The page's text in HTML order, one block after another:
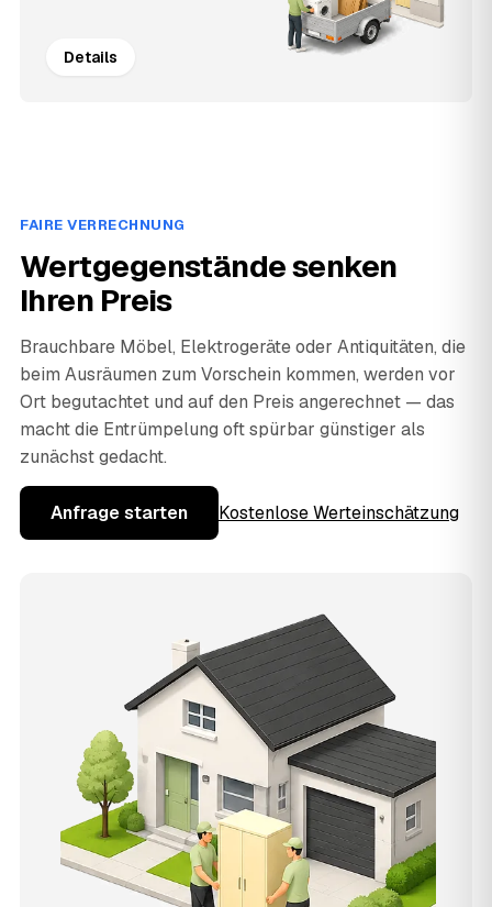
Details
FAIRE VERRECHNUNG
Wertgegenstände senken
Ihren Preis
Brauchbare Möbel, Elektrogeräte oder Antiquitäten, die
beim Ausräumen zum Vorschein kommen, werden vor
Ort begutachtet und auf den Preis angerechnet — das
macht die Entrümpelung oft spürbar günstiger als
zunächst gedacht.
Anfrage starten Kostenlose Werteinschätzung